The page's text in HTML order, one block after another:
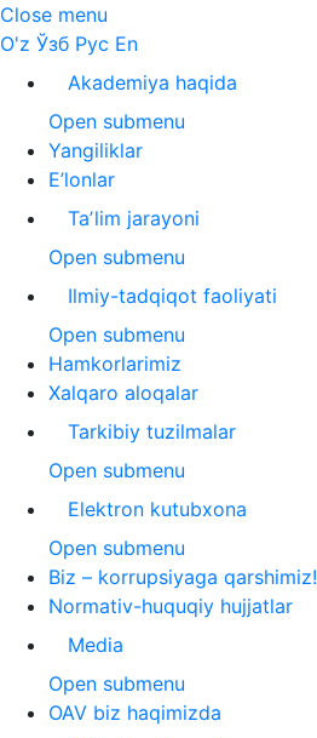
Close menu
O'z Ўзб Рус En
Akademiya haqida
Open submenu
Yangiliklar
E’lonlar
Taʼlim jarayoni
Open submenu
Ilmiy-tadqiqot faoliyati
Open submenu
Hamkorlarimiz
Xalqaro aloqalar
Tarkibiy tuzilmalar
Open submenu
Elektron kutubxona
Open submenu
Biz – korrupsiyaga qarshimiz!
Normativ-huquqiy hujjatlar
Media
Open submenu
OAV biz haqimizda